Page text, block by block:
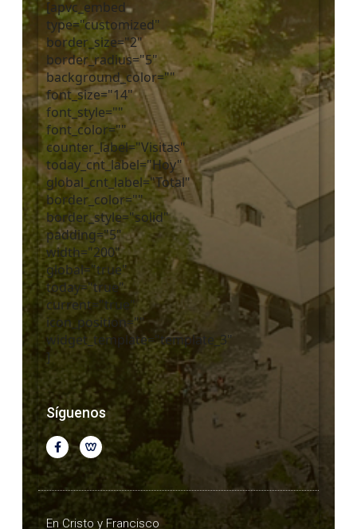
[apvc_embed
type="customized"
border_size="2"
border_radius="5"
background_color=""
font_size="14"
font_style=""
font_color=""
counter_label="Visitas"
today_cnt_label="Hoy"
global_cnt_label="Total"
border_color=""
border_style="solid"
padding="5"
width="200"
global="true"
today="true"
current="true"
icon_position=""
widget_template="template_3"
]
Síguenos
En Cristo y Francisco